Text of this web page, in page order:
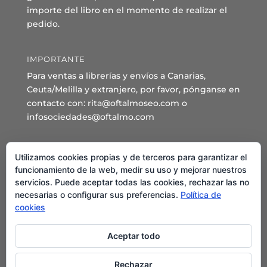
importe del libro en el momento de realizar el
pedido.
IMPORTANTE
Para ventas a librerías y envíos a Canarias,
Ceuta/Melilla y extranjero, por favor, pónganse en
contacto con: rita@oftalmoseo.com o
infosociedades@oftalmo.com
Sede Administrativa y Secretaría General
C/ Arcipreste de Hita 14 – 1º Derecha.
28015 – Madrid
Teléfono: 91 544 80 35 - 91 544 58 79
Mail:
Utilizamos cookies propias y de terceros para garantizar el
funcionamiento de la web, medir su uso y mejorar nuestros
servicios. Puede aceptar todas las cookies, rechazar las no
necesarias o configurar sus preferencias. Política de
cookies
Aceptar todo
Rechazar